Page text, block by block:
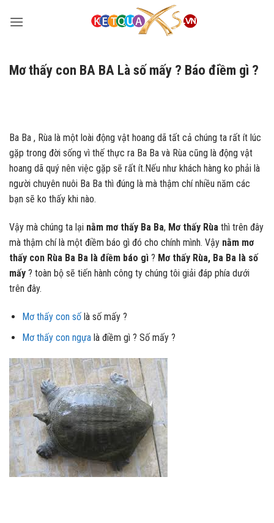
qua
Mơ thấy con BA BA Là số mấy ? Báo điềm gì ?
Ba Ba , Rùa là một loài động vật hoang dã tất cả chúng ta rất ít lúc
gặp trong đời sống vì thế thực ra Ba Ba và Rùa cũng là động vật
hoang dã quý nên việc gặp sẽ rất ít.Nếu như khách hàng ko phải là
người chuyên nuôi Ba Ba thì đúng là mà thậm chí nhiều năm các
bạn sẽ ko thấy khi nào.
Vậy mà chúng ta lại nằm mơ thấy Ba Ba, Mơ thấy Rùa thì trên đây
mà thậm chí là một điềm báo gì đó cho chính mình. Vậy nằm mơ
thấy con Rùa Ba Ba là điềm báo gì ? Mơ thấy Rùa, Ba Ba là số
mấy ? toàn bộ sẽ tiến hành công ty chúng tôi giải đáp phía dưới
trên đây.
Mơ thấy con sốlà số mấy ?
Mơ thấy con ngựalà điềm gì ? Số mấy ?